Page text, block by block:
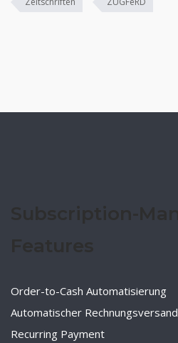
Order-to-Cash Automatisierung
Automatischer Rechnungsversand
Recurring Payment